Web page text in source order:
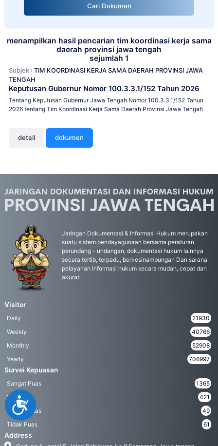
Accessibility
Cari Dokumen
menampilkan hasil pencarian tim koordinasi kerja sama
daerah provinsi jawa tengah
sejumlah 1
Subjek : TIM KOORDINASI KERJA SAMA DAERAH PROVINSI JAWA
TENGAH
Keputusan Gubernur Nomor 100.3.3.1/152 Tahun 2026
Tentang Keputusan Gubernur Jawa Tengah Nomor 100.3.3.1/152 Tahun
2026 tentang Tim Koordinasi Kerja Sama Daerah Provinsi Jawa Tengah
detail dokumen
Jaringan Dokumentasi & Informasi Hukum merupakan
suatu sistem pendayagunaan bersama peraturan
perundang - undangan, dokumentasi hukum lainnya
secara tertib, terpadu, berkesinambungan Dan sarana
pelayanan informasi hukum secara mudah, cepat dan
akurat.
Visitor
Daily
21930
Weekly
40766
Monthly
52908
Yearly
706997
Survei Kepuasan
Sangat Puas
1365
Puas
421
Kurang Puas
49
Tidak Puas
61
Address